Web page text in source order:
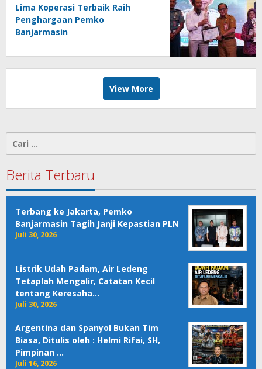
Lima Koperasi Terbaik Raih
Penghargaan Pemko
Banjarmasin
View More
Cari
untuk:
Berita Terbaru
Terbang ke Jakarta, Pemko
Banjarmasin Tagih Janji Kepastian PLN
Juli 30, 2026
Listrik Udah Padam, Air Ledeng
Tetaplah Mengalir, Catatan Kecil
tentang Keresaha…
Juli 30, 2026
Argentina dan Spanyol Bukan Tim
Biasa, Ditulis oleh : Helmi Rifai, SH,
Pimpinan …
Juli 16, 2026